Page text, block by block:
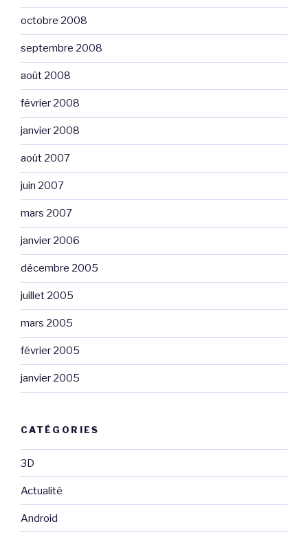
octobre 2008
septembre 2008
août 2008
février 2008
janvier 2008
août 2007
juin 2007
mars 2007
janvier 2006
décembre 2005
juillet 2005
mars 2005
février 2005
janvier 2005
CATÉGORIES
3D
Actualité
Android